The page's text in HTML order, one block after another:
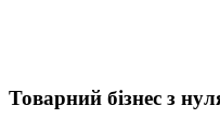
Товарний бізнес з